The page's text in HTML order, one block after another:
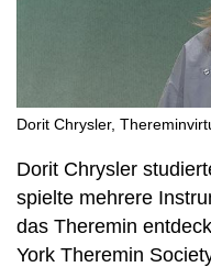
Dorit Chrysler,
Dorit Chrysler
spielte mehrere
das Theremin
York Theremin